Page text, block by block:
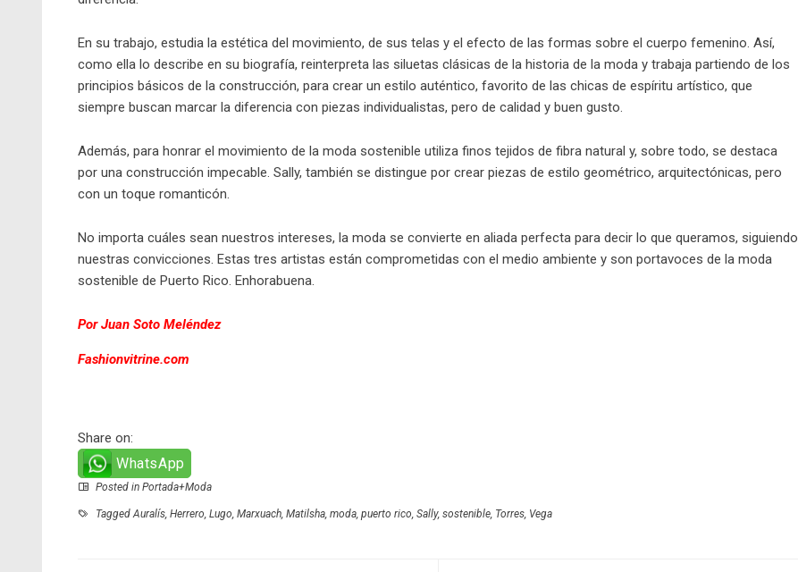
En su trabajo, estudia la estética del movimiento, de sus telas y el efecto de las formas sobre el cuerpo femenino. Así,
como ella lo describe en su biografía, reinterpreta las siluetas clásicas de la historia de la moda y trabaja partiendo de los
principios básicos de la construcción, para crear un estilo auténtico, favorito de las chicas de espíritu artístico, que
siempre buscan marcar la diferencia con piezas individualistas, pero de calidad y buen gusto.
Además, para honrar el movimiento de la moda sostenible utiliza finos tejidos de fibra natural y, sobre todo, se destaca
por una construcción impecable. Sally, también se distingue por crear piezas de estilo geométrico, arquitectónicas, pero
con un toque romanticón.
No importa cuáles sean nuestros intereses, la moda se convierte en aliada perfecta para decir lo que queramos, siguiendo
nuestras convicciones. Estas tres artistas están comprometidas con el medio ambiente y son portavoces de la moda
sostenible de Puerto Rico. Enhorabuena.
Por Juan Soto Meléndez
Fashionvitrine.com
Share on:
WhatsApp
Posted in Portada+Moda
TaggedAuralís, Herrero, Lugo, Marxuach, Matilsha, moda, puerto rico, Sally, sostenible, Torres, Vega